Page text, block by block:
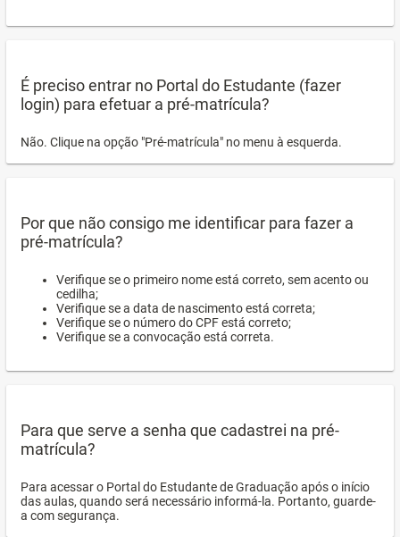
É preciso entrar no Portal do Estudante (fazer
login) para efetuar a pré-matrícula?
Não. Clique na opção "Pré-matrícula" no menu à esquerda.
Por que não consigo me identificar para fazer a
pré-matrícula?
Verifique se o primeiro nome está correto, sem acento ou
cedilha;
Verifique se a data de nascimento está correta;
Verifique se o número do CPF está correto;
Verifique se a convocação está correta.
Para que serve a senha que cadastrei na pré-
matrícula?
Para acessar o Portal do Estudante de Graduação após o início
das aulas, quando será necessário informá-la. Portanto, guarde-
a com segurança.